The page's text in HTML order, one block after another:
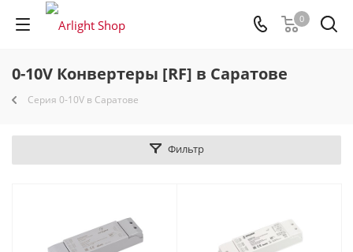
0
0-10V Конвертеры [RF] в Саратове
Серия 0-10V в Саратове
Фильтр